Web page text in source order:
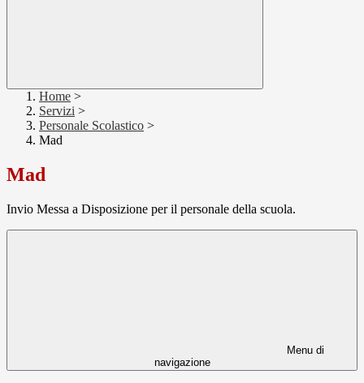
Home >
Servizi >
Personale Scolastico >
Mad
Mad
Invio Messa a Disposizione per il personale della scuola.
Menu di
navigazione